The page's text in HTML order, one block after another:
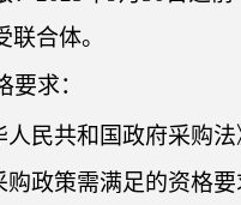
联合体。
要求：
人民共和国政府采购法
政策需满足的资格要